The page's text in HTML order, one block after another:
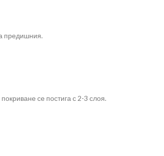
предишния.
се постига с 2-3 слоя.